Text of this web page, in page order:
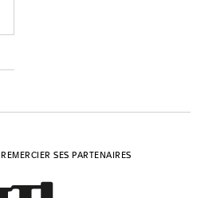
SES PARTENAIRES